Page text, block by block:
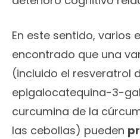
En este sentido, varios
encontrado que una
(incluido el resveratrol
epigalocatequina-3-
curcumina de la
las cebollas) pueden